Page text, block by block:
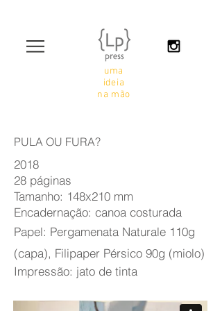
uma
ideia
na mão
PULA OU FURA?
2018
28 páginas
Tamanho: 148x210 mm
Encadernação: canoa costurada
Papel: Pergamenata Naturale 110g
(capa), Filipaper Pérsico 90g (miolo)
Impressão: jato de tinta